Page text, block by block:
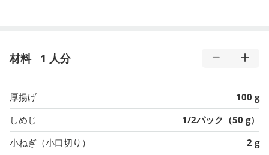
材料 1 人分
厚揚げ
100 g
しめじ
1/2パック（50 g）
小ねぎ（小口切り）
2 g